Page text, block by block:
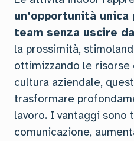
un’opportunità
team senza uscire
la prossimità,
ottimizzando le risorse
cultura aziendale,
trasformare
lavoro. I vantaggi sono
comunicazione,